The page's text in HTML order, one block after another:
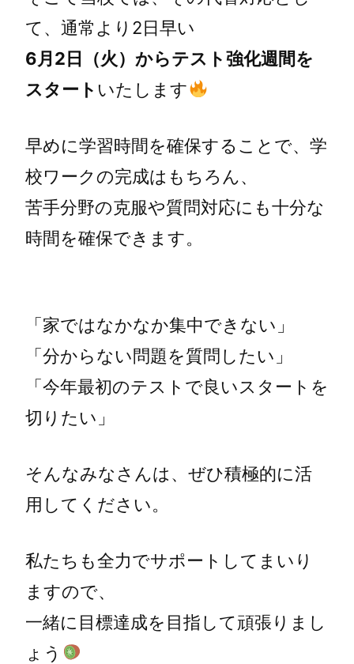
て、通常より2日早い
6月2日（火）からテスト強化週間を
スタート いたします
早めに学習時間を確保することで、学
校ワークの完成はもちろん、
苦手分野の克服や質問対応にも十分な
時間を確保できます。
「家ではなかなか集中できない」
「分からない問題を質問したい」
「今年最初のテストで良いスタートを
切りたい」
そんなみなさんは、ぜひ積極的に活
用してください。
私たちも全力でサポートしてまいり
ますので、
一緒に目標達成を目指して頑張りまし
ょう